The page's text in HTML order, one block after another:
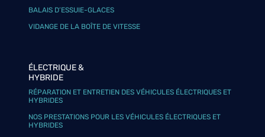
BALAIS D’ESSUIE-GLACES
VIDANGE DE LA BOÎTE DE VITESSE
ÉLECTRIQUE &
HYBRIDE
RÉPARATION ET ENTRETIEN DES VÉHICULES ÉLECTRIQUES ET
HYBRIDES
NOS PRESTATIONS POUR LES VÉHICULES ÉLECTRIQUES ET
HYBRIDES